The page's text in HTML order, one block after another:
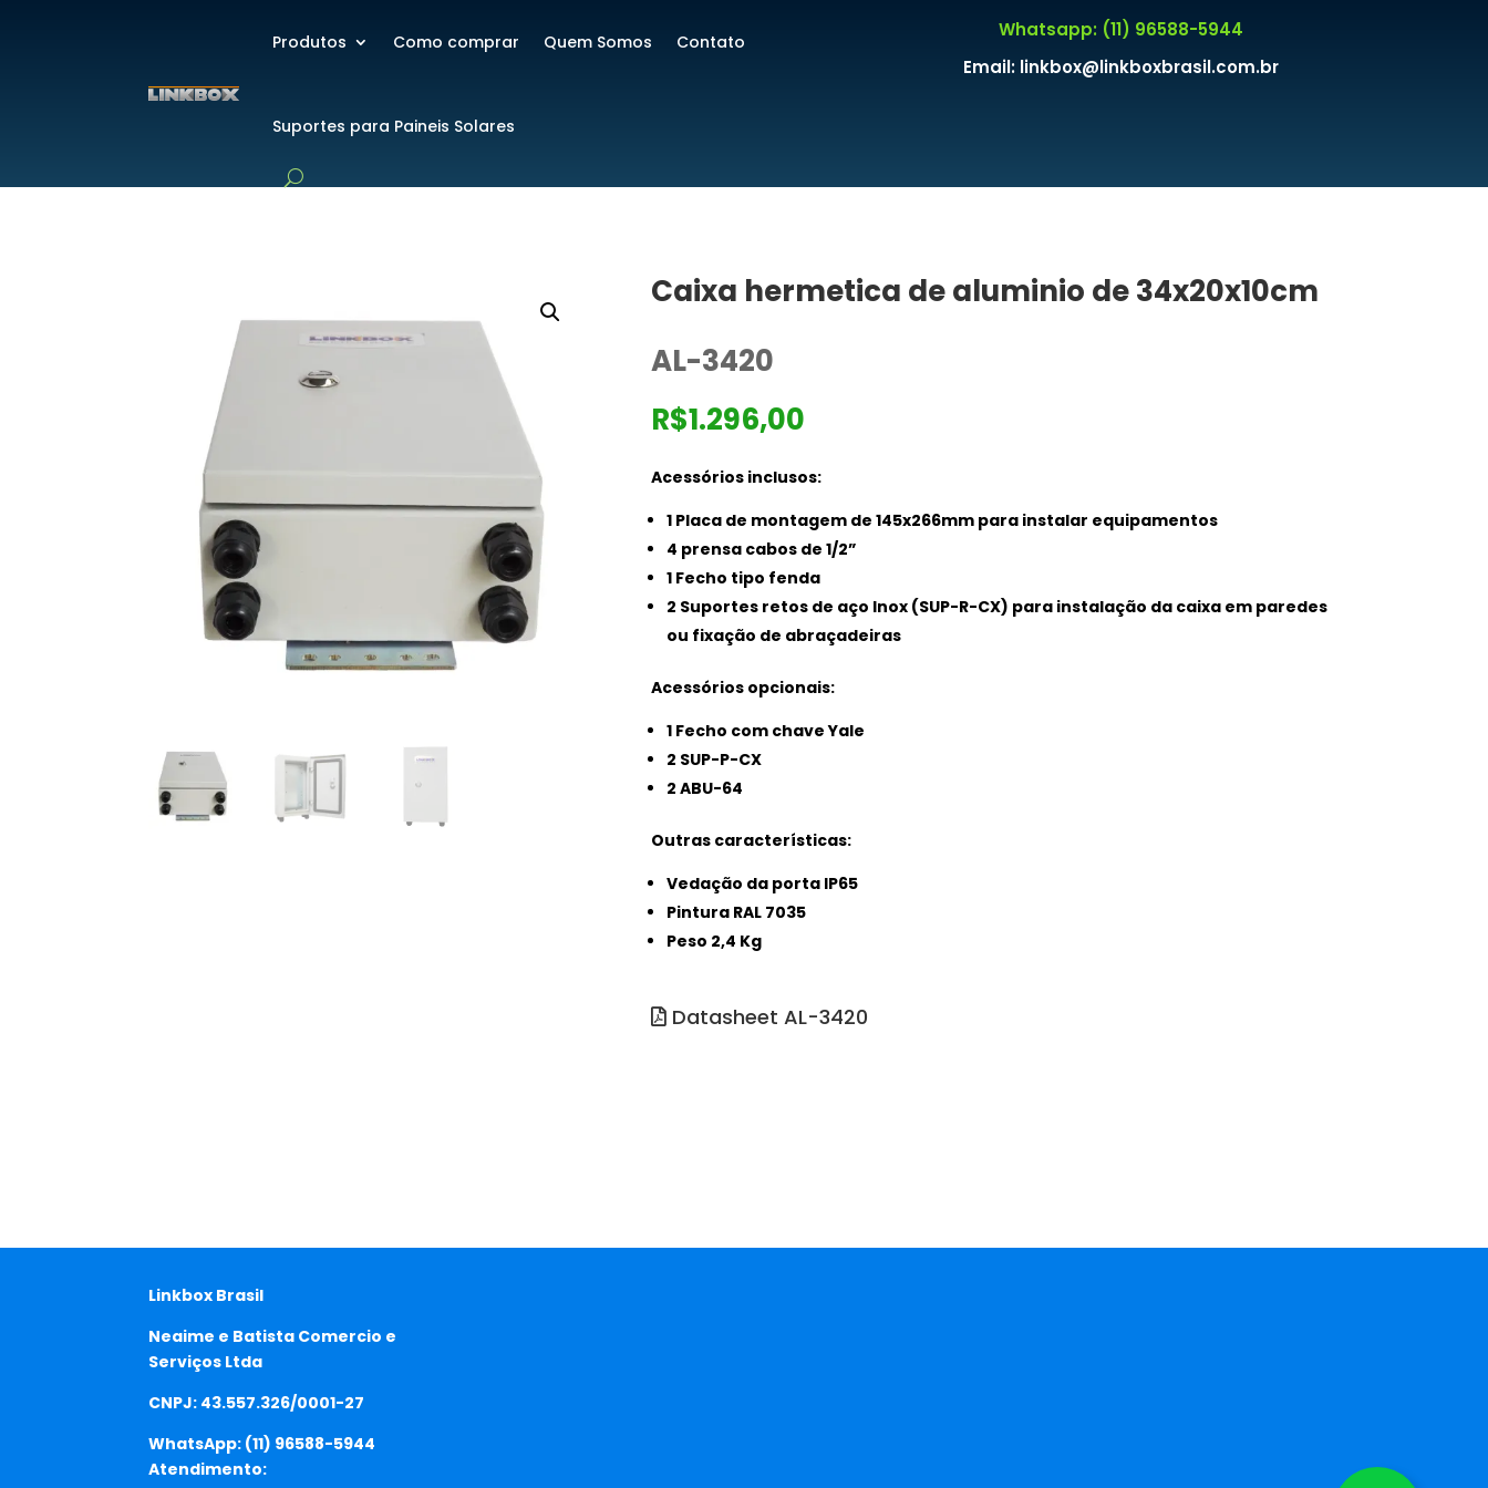
Produtos Como comprar Quem Somos Contato
Suportes para Paineis Solares
Whatsapp: (11) 96588-5944
Email: linkbox@linkboxbrasil.com.br
Caixa hermetica de aluminio de 34x20x10cm
AL-3420
R$1.296,00
Acessórios inclusos:
1 Placa de montagem de 145x266mm para instalar equipamentos
4 prensa cabos de 1/2”
1 Fecho tipo fenda
2 Suportes retos de aço Inox (SUP-R-CX) para instalação da caixa em paredes
ou fixação de abraçadeiras
Acessórios opcionais:
1 Fecho com chave Yale
2 SUP-P-CX
2 ABU-64
Outras características:
Vedação da porta IP65
Pintura RAL 7035
Peso 2,4 Kg
Datasheet AL-3420
Linkbox Brasil
Neaime e Batista Comercio e
Serviços Ltda
CNPJ: 43.557.326/0001-27
WhatsApp: (11) 96588-5944
Atendimento: